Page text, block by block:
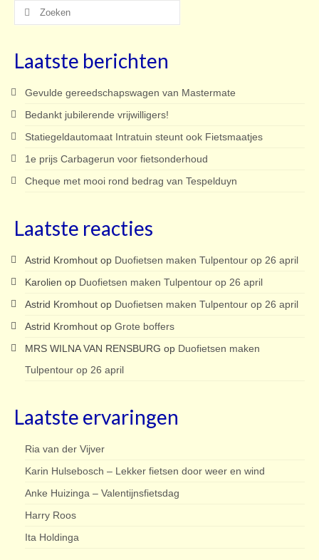
Zoeken
Laatste berichten
Gevulde gereedschapswagen van Mastermate
Bedankt jubilerende vrijwilligers!
Statiegeldautomaat Intratuin steunt ook Fietsmaatjes
1e prijs Carbagerun voor fietsonderhoud
Cheque met mooi rond bedrag van Tespelduyn
Laatste reacties
Astrid Kromhout op Duofietsen maken Tulpentour op 26 april
Karolien op Duofietsen maken Tulpentour op 26 april
Astrid Kromhout op Duofietsen maken Tulpentour op 26 april
Astrid Kromhout op Grote boffers
MRS WILNA VAN RENSBURG op Duofietsen maken
Tulpentour op 26 april
Laatste ervaringen
Ria van der Vijver
Karin Hulsebosch – Lekker fietsen door weer en wind
Anke Huizinga – Valentijnsfietsdag
Harry Roos
Ita Holdinga